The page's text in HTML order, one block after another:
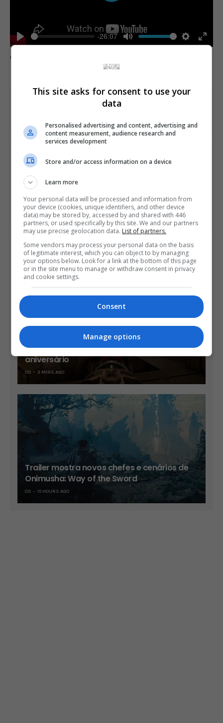
Play
-26:07
Mute Settings
Enter
Comente esta notícia no Fórum Outer Space
Share This
Versão para PS4 de Zero Escape: Zero Time Dilemma
NEXT ARTICLE
Sub-Zero será um lutador convidado em Injustice 2
ÚLTIMAS NOTÍCIAS
Quake ganha expansão gratuita em seu 30º
aniversário
OS 3 MINS AGO
Trailer mostra novos chefes e cenários de
Onimusha: Way of the Sword
OS 15 HOURS AGO
This site asks for consent to use your
data
Personalised advertising and content, advertising and
content measurement, audience research and
services development
Store and/or access information on a device
Learn more
Your personal data will be processed and information from
your device (cookies, unique identifiers, and other device
data) may be stored by, accessed by and shared with 446
partners, or used specifically by this site. We and our partners
may use precise geolocation data. List of partners.
Some vendors may process your personal data on the basis
of legitimate interest, which you can object to by managing
your options below. Look for a link at the bottom of this page
or in the site menu to manage or withdraw consent in privacy
and cookie settings.
Consent
Manage options